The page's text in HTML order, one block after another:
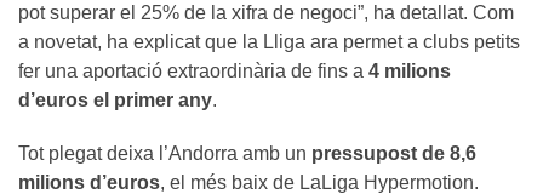
pot superar el 25% de la xifra de negoci”, ha detallat. Com
a novetat, ha explicat que la Lliga ara permet a clubs petits
fer una aportació extraordinària de fins a 4 milions
d’euros el primer any.
Tot plegat deixa l’Andorra amb un pressupost de 8,6
milions d’euros, el més baix de LaLiga Hypermotion.